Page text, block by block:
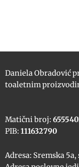
Daniela Obradović
toaletnim
Matični broj:
PIB: 111632790
Adresa: Sremska 5a,